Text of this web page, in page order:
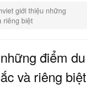
giới thiệu những
riêng biệt
điểm du
và riêng biệt